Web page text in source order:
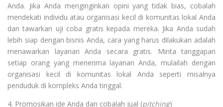
Anda. Jika Anda menginginkan opini yang tidak bias, cobalah
mendekati individu atau organisasi kecil di komunitas lokal Anda
dan tawarkan uji coba gratis kepada mereka. Jika Anda sudah
lebih siap dengan bisnis Anda, cara yang harus dilakukan adalah
menawarkan layanan Anda secara gratis. Minta tanggapan
setiap orang yang menerima layanan Anda, mulailah dengan
organisasi kecil di komunitas lokal Anda seperti misalnya
penduduk di kompleks Anda tinggal.
4. Promosikan ide Anda dan cobalah jual (pitching)